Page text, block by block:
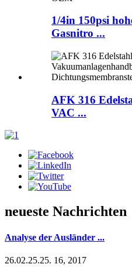
1/4in 150psi
Gasnitro ...
AFK 316
VAC ...
neueste Nachrichten
Analyse der Ausländer ...
26.02.25.25. 16, 2017